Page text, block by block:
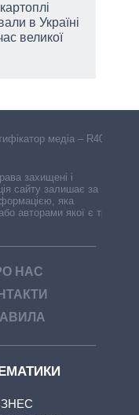
в Україні
великої
медіа – R40-
захищені і
сайту залишає за
яка
авторами якої є треті
НАС